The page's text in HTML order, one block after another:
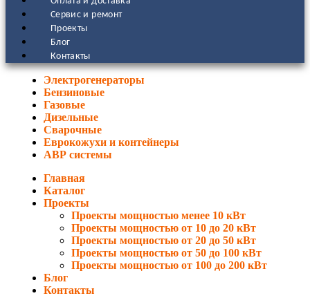
Сервис и ремонт
Проекты
Блог
Контакты
Электрогенераторы
Бензиновые
Газовые
Дизельные
Сварочные
Еврокожухи и контейнеры
АВР системы
Главная
Каталог
Проекты
Проекты мощностью менее 10 кВт
Проекты мощностью от 10 до 20 кВт
Проекты мощностью от 20 до 50 кВт
Проекты мощностью от 50 до 100 кВт
Проекты мощностью от 100 до 200 кВт
Блог
Контакты